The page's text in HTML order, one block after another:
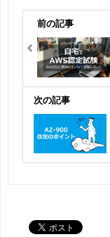
前の記事
次の記事